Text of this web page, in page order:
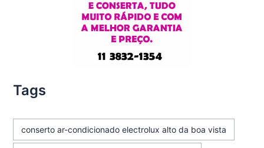
Tags
conserto ar-condicionado electrolux alto da boa vista